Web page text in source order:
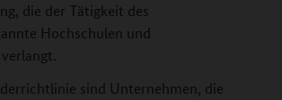
die der Tätigkeit des
Hochschulen und
sind Unternehmen, die